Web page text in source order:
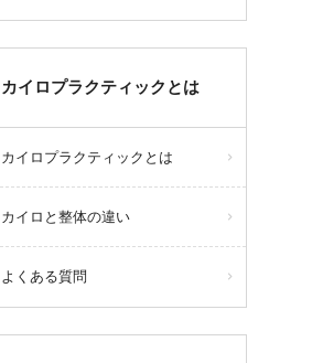
カイロプラクティックとは
カイロプラクティックとは
カイロと整体の違い
よくある質問